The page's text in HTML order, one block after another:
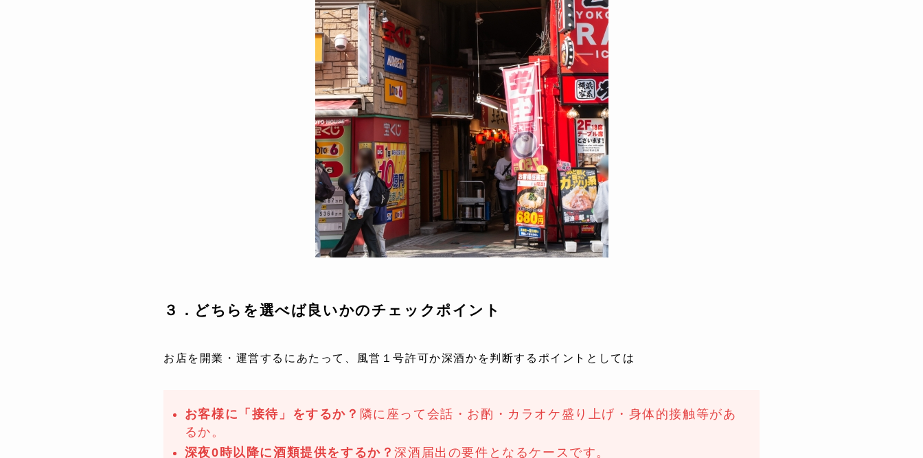
３．どちらを選べば良いかのチェックポイント
お店を開業・運営するにあたって、風営１号許可か深酒かを判断するポイントとしては
お客様に「接待」をするか？ 隣に座って会話・お酌・カラオケ盛り上げ・身体的接触等があ
るか。
深夜0時以降に酒類提供をするか？深酒届出の要件となるケースです。